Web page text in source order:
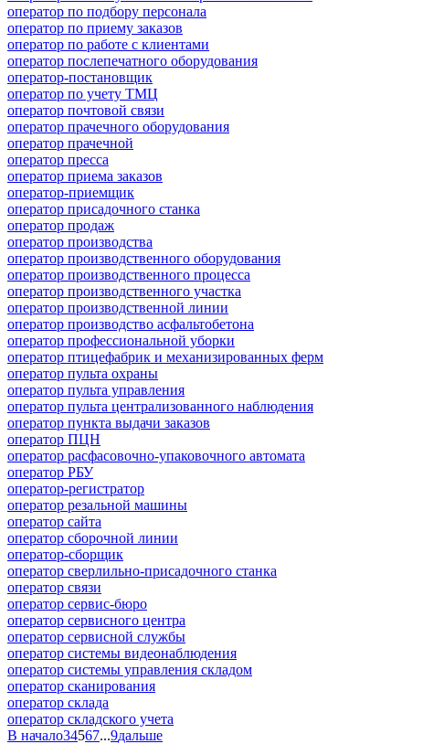
оператор по подбору персонала
оператор по приему заказов
оператор по работе с клиентами
оператор послепечатного оборудования
оператор-постановщик
оператор по учету ТМЦ
оператор почтовой связи
оператор прачечного оборудования
оператор прачечной
оператор пресса
оператор приема заказов
оператор-приемщик
оператор присадочного станка
оператор продаж
оператор производства
оператор производственного оборудования
оператор производственного процесса
оператор производственного участка
оператор производственной линии
оператор производство асфальтобетона
оператор профессиональной уборки
оператор птицефабрик и механизированных ферм
оператор пульта охраны
оператор пульта управления
оператор пульта централизованного наблюдения
оператор пункта выдачи заказов
оператор ПЦН
оператор расфасовочно-упаковочного автомата
оператор РБУ
оператор-регистратор
оператор резальной машины
оператор сайта
оператор сборочной линии
оператор-сборщик
оператор сверлильно-присадочного станка
оператор связи
оператор сервис-бюро
оператор сервисного центра
оператор сервисной службы
оператор системы видеонаблюдения
оператор системы управления складом
оператор сканирования
оператор склада
оператор складского учета
В начало34567...9дальше